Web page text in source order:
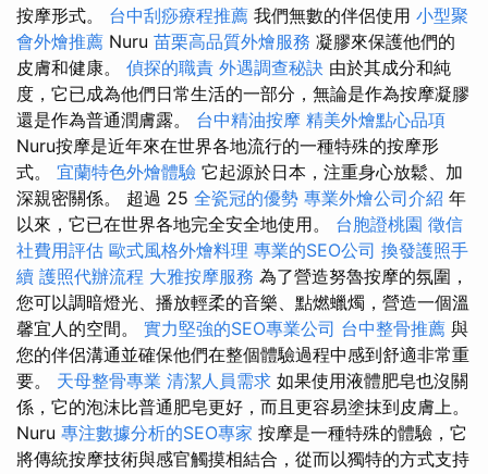
按摩形式。 台中刮痧療程推薦 我們無數的伴侶使用 小型聚
會外燴推薦 Nuru 苗栗高品質外燴服務 凝膠來保護他們的
皮膚和健康。 偵探的職責 外遇調查秘訣 由於其成分和純
度，它已成為他們日常生活的一部分，無論是作為按摩凝膠
還是作為普通潤膚露。 台中精油按摩 精美外燴點心品項
Nuru按摩是近年來在世界各地流行的一種特殊的按摩形
式。 宜蘭特色外燴體驗 它起源於日本，注重身心放鬆、加
深親密關係。 超過 25 全瓷冠的優勢 專業外燴公司介紹 年
以來，它已在世界各地完全安全地使用。 台胞證桃園 徵信
社費用評估 歐式風格外燴料理 專業的SEO公司 換發護照手
續 護照代辦流程 大雅按摩服務 為了營造努魯按摩的氛圍，
您可以調暗燈光、播放輕柔的音樂、點燃蠟燭，營造一個溫
馨宜人的空間。 實力堅強的SEO專業公司 台中整骨推薦 與
您的伴侶溝通並確保他們在整個體驗過程中感到舒適非常重
要。 天母整骨專業 清潔人員需求 如果使用液體肥皂也沒關
係，它的泡沫比普通肥皂更好，而且更容易塗抹到皮膚上。
Nuru 專注數據分析的SEO專家 按摩是一種特殊的體驗，它
將傳統按摩技術與感官觸摸相結合，從而以獨特的方式支持